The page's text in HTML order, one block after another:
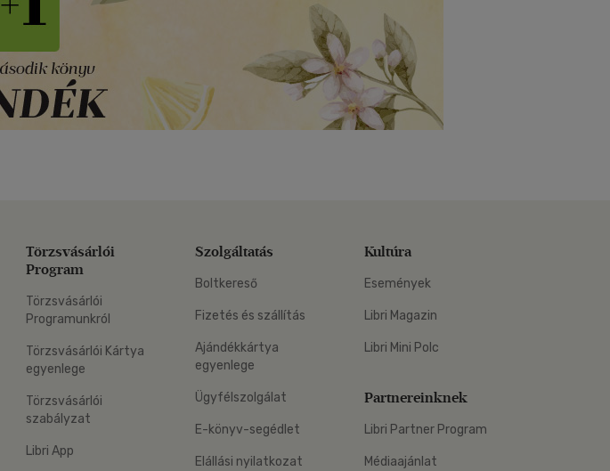
Törzsvásárlói
Program
Törzsvásárlói
Programunkról
Törzsvásárlói Kártya
egyenlege
Törzsvásárlói
szabályzat
Libri App
Szolgáltatás
Boltkereső
Fizetés és szállítás
Ajándékkártya
egyenlege
Ügyfélszolgálat
E-könyv-segédlet
Elállási nyilatkozat
Kultúra
Események
Libri Magazin
Libri Mini Polc
Partnereinknek
Libri Partner Program
Médiaajánlat